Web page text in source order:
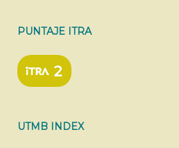
PUNTAJE ITRA
UTMB INDEX